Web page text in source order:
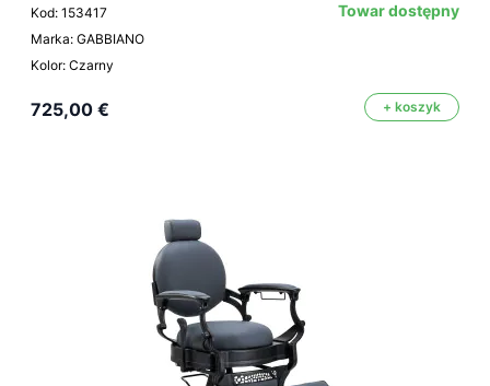
Kod: 153417
Marka: GABBIANO
Kolor: Czarny
Towar dostępny
725,00 € + koszyk